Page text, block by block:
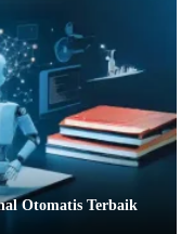
Otomatis Terbaik